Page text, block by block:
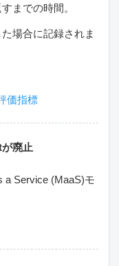
までの時間。
場合に記録されま
価指標
廃止
a Service (MaaS)モ